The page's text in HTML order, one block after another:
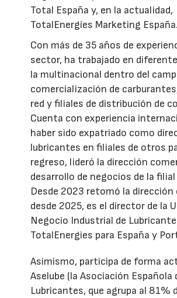
Total España y, en la actualidad,
TotalEnergies Marketing España.
Con más de 35 años de
sector, ha trabajado en
la multinacional dentro del
comercialización de
red y filiales de distribución de
Cuenta con experiencia
haber sido expatriado como
lubricantes en filiales de otros
regreso, lideró la dirección
desarrollo de negocios de la
Desde 2023 retomó la dirección
desde 2025, es el director de la
Negocio Industrial de
TotalEnergies para España y
Asimismo, participa de forma
Aselube (la Asociación Española
Lubricantes, que agrupa al 81%